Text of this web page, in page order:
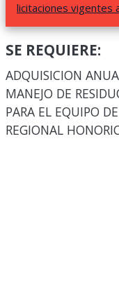
licitaciones vigentes
SE REQUIERE:
ADQUISICION
MANEJO DE
PARA EL EQUIPO
REGIONAL